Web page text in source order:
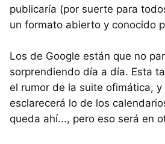
publicaría (por suerte para
un formato abierto y conocido
Los de Google están que no
sorprendiendo día a día. Esta
el rumor de la suite ofimática, y
esclarecerá lo de los
queda ahí..., pero eso será en